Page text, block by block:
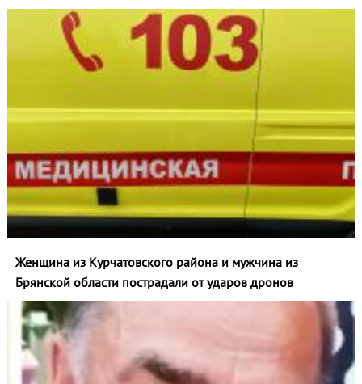
Женщина из Курчатовского района и мужчина из
Брянской области пострадали от ударов дронов